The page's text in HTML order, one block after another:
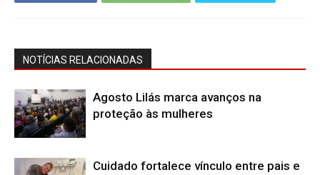
NOTÍCIAS RELACIONADAS
Agosto Lilás marca avanços na
proteção às mulheres
Cuidado fortalece vínculo entre pais e